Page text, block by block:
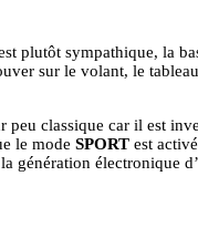
plutôt sympathique, la
sur le volant, le
peu classique car il est
le mode SPORT est
génération électronique